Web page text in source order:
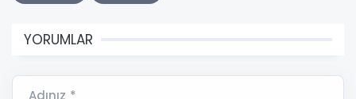
YORUMLAR
Adınız *